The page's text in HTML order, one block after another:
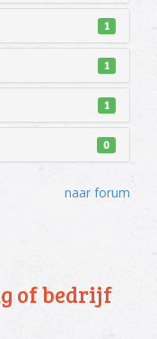
1
1
1
0
naar forum
of bedrijf